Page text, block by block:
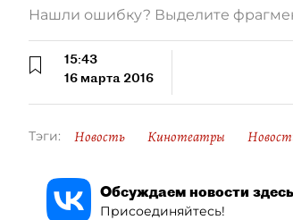
Нашли ошибку? Выделите
15:43
16 марта 2016
Тэги: Новость Кинотеатры
Обсуждаем новости здесь
Присоединяйтесь!